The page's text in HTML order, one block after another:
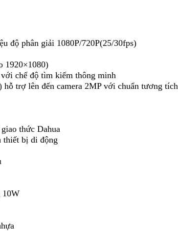
độ phân giải 1080P/720P(25/30fps)
1920×1080)
chế độ tìm kiếm thông minh
trợ lên đến camera 2MP với chuẩn tương tích
thức Dahua
thiết bị di động
10W